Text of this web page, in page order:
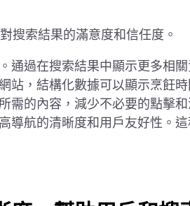
搜索結果的滿意度和信任度。
通過在搜索結果中顯示更多相
站，結構化數據可以顯示烹飪
的內容，減少不必要的點擊和
導航的清晰度和用戶友好性。